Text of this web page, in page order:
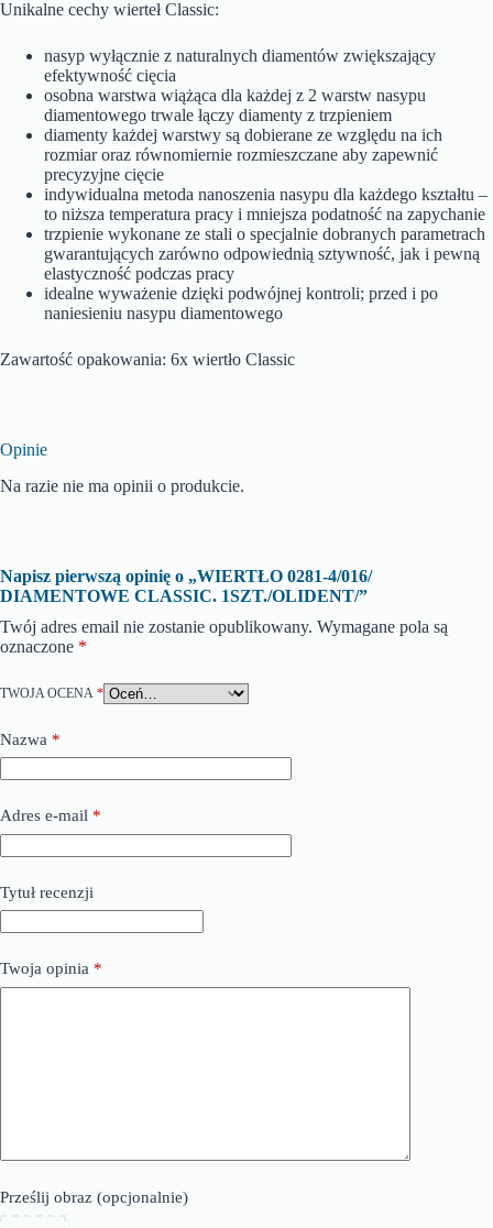
Unikalne cechy wierteł Classic:
nasyp wyłącznie z naturalnych diamentów zwiększający
efektywność cięcia
osobna warstwa wiążąca dla każdej z 2 warstw nasypu
diamentowego trwale łączy diamenty z trzpieniem
diamenty każdej warstwy są dobierane ze względu na ich
rozmiar oraz równomiernie rozmieszczane aby zapewnić
precyzyjne cięcie
indywidualna metoda nanoszenia nasypu dla każdego kształtu –
to niższa temperatura pracy i mniejsza podatność na zapychanie
trzpienie wykonane ze stali o specjalnie dobranych parametrach
gwarantujących zarówno odpowiednią sztywność, jak i pewną
elastyczność podczas pracy
idealne wyważenie dzięki podwójnej kontroli; przed i po
naniesieniu nasypu diamentowego
Zawartość opakowania: 6x wiertło Classic
Opinie
Na razie nie ma opinii o produkcie.
Napisz pierwszą opinię o „WIERTŁO 0281-4/016/
DIAMENTOWE CLASSIC. 1SZT./OLIDENT/”
Twój adres email nie zostanie opublikowany. Wymagane pola są
oznaczone *
TWOJA OCENA *
Nazwa *
Adres e-mail *
Tytuł recenzji
Twoja opinia *
Prześlij obraz (opcjonalnie)